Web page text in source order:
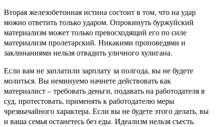
Вторая железобетонная истина состоит в том, что на удар
можно ответить только ударом. Опрокинуть буржуйский
материализм может только превосходящий его по силе
материализм пролетарский. Никакими проповедями и
заклинаниями нельзя отвадить уличного хулигана.
Если вам не заплатили зарплату за полгода, вы не будете
молиться. Вы неминуемо начнете действовать как
материалист – требовать деньги, подавать на работодателя в
суд, протестовать, применять к работодателю меры
чрезвычайного характера. Если вы не будете этого делать, вы
и ваша семья останетесь без еды. Идеализм нельзя съесть.